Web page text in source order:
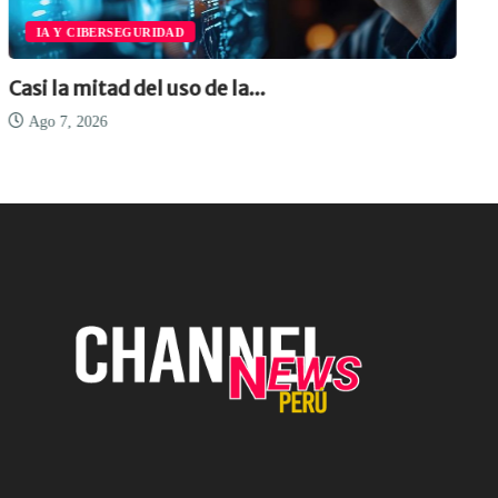
IA Y CIBERSEGURIDAD
Casi la mitad del uso de la...
Ago 7, 2026